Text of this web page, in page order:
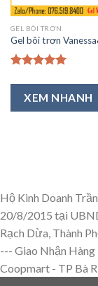
GEL BÔI TRƠN
Gel bôi trơn
hạng5.00
5 sao
XEM NHANH
Hộ Kinh Doanh
20/8/2015 tại
Rạch Dừa, Thành
--- Giao Nhận
Coopmart - TP Bà